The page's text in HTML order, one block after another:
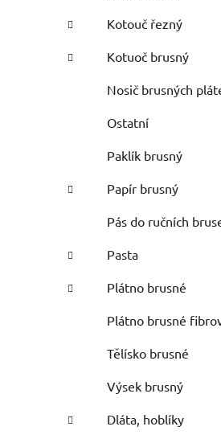
Kotouč řezný
Kotuoč brusný
Nosič brusných
Ostatní
Paklík brusný
Papír brusný
Pás do ručních
Pasta
Plátno brusné
Plátno brusné
Tělísko brusné
Výsek brusný
Dláta, hoblíky